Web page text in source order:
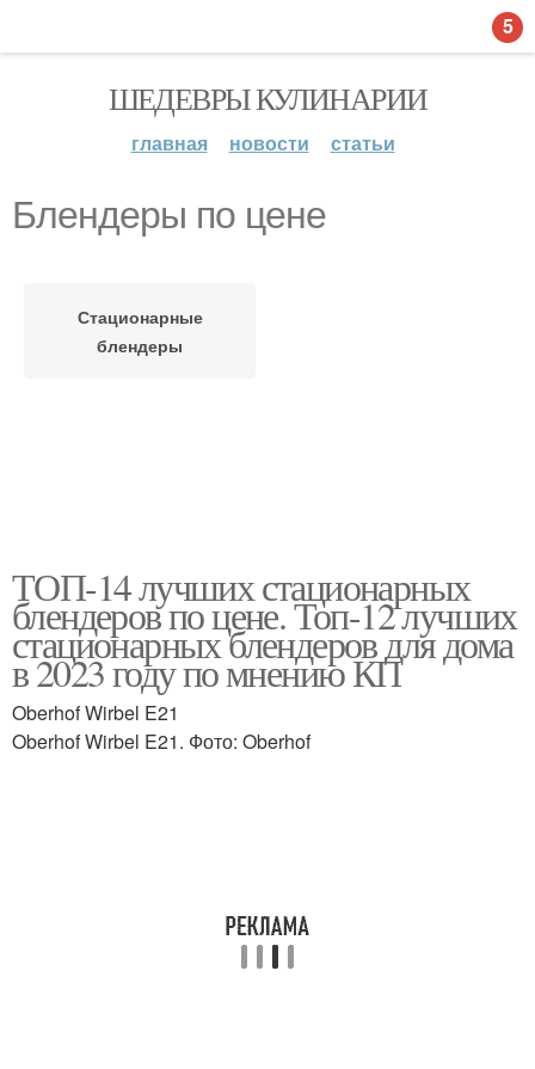
ШЕДЕВРЫ КУЛИНАРИИ
главная новости статьи
Блендеры по цене
Стационарные
блендеры
ТОП-14 лучших стационарных
блендеров по цене. Топ-12 лучших
стационарных блендеров для дома
в 2023 году по мнению КП
Oberhof Wirbel E21
Oberhof Wirbel E21. Фото: Oberhof
5